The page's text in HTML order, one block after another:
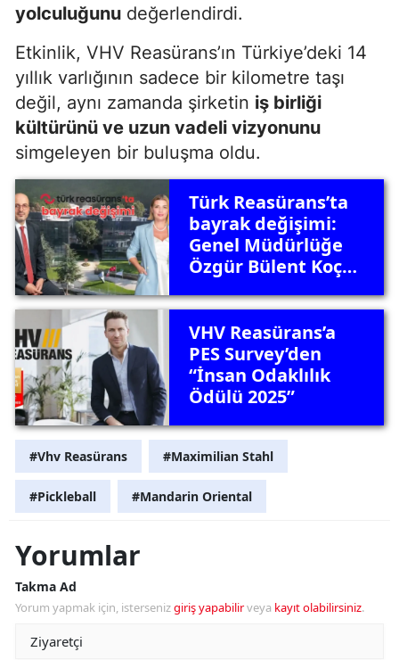
yolculuğunu değerlendirdi.
Etkinlik, VHV Reasürans’ın Türkiye’deki 14
yıllık varlığının sadece bir kilometre taşı
değil, aynı zamanda şirketin iş birliği
kültürünü ve uzun vadeli vizyonunu
simgeleyen bir buluşma oldu.
Türk Reasürans’ta
bayrak değişimi:
Genel Müdürlüğe
Özgür Bülent Koç
VHV Reasürans’a
PES Survey’den
“İnsan Odaklılık
Ödülü 2025”
#Vhv Reasürans #Maximilian Stahl
#Pickleball #Mandarin Oriental
Yorumlar
Takma Ad
Yorum yapmak için, istersenizgiriş yapabilirveya kayıt olabilirsiniz.